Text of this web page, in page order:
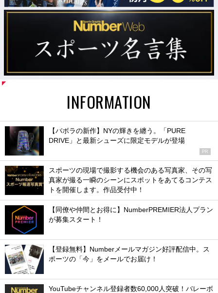
INFORMATION
【バボラの新作】NYの輝きを纏う。「PURE
DRIVE」と最新シューズに限定モデルが登場
PR
スポーツの現場で撮影する機会のある写真家、その写
真家が撮る一瞬のシーンにスポットをあてるコンテス
トを開催します。作品受付中！
【同僚や仲間とお得に】NumberPREMIER法人プラン
が募集スタート！
【登録無料】Numberメールマガジン好評配信中。ス
ポーツの「今」をメールでお届け！
YouTubeチャンネル登録者数60,000人突破！バレーボ